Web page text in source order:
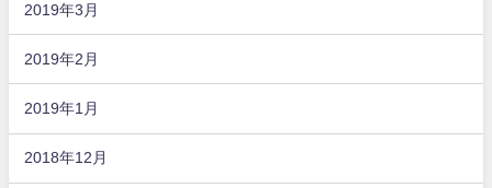
2019年3月
2019年2月
2019年1月
2018年12月